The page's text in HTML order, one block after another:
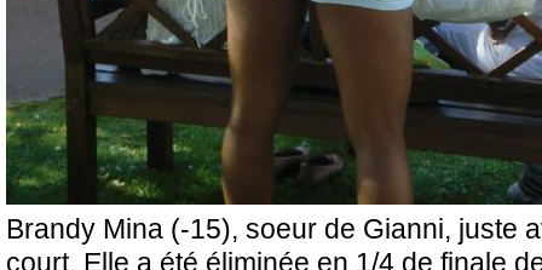
Brandy Mina (-15), soeur de Gianni, juste
court. Elle a été éliminée en 1/4 de finale